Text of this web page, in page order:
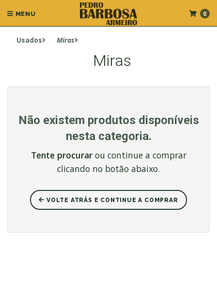
MENU 0
Usados Miras
Miras
Não existem produtos disponíveis
nesta categoria.
Tente procurarou continue a comprar
clicando no botão abaixo.
VOLTE ATRÁS E CONTINUE A COMPRAR